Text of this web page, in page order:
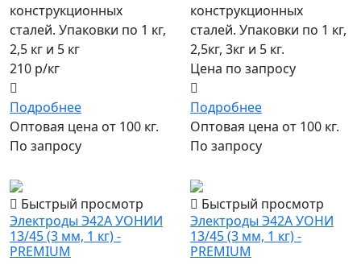
конструкционных
сталей. Упаковки по 1 кг,
2,5 кг и 5 кг
210 р/кг
Подробнее
Оптовая цена от 100 кг.
По запросу
конструкционных
сталей. Упаковки по 1 кг,
2,5кг, 3кг и 5 кг.
Цена по запросу
Подробнее
Оптовая цена от 100 кг.
По запросу
Быстрый просмотр
Электроды Э42А УОНИИ
13/45 (3 мм, 1 кг) -
PREMIUM
Быстрый просмотр
Электроды Э42А УОНИ
13/45 (3 мм, 1 кг) -
PREMIUM